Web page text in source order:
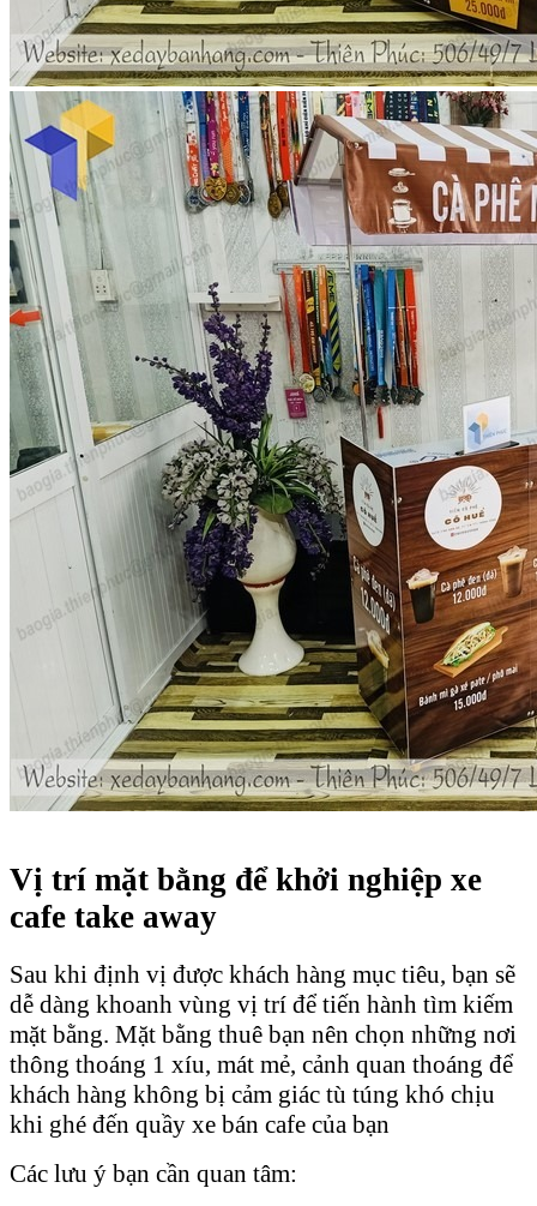
Vị trí mặt bằng để khởi nghiệp xe
cafe take away
Sau khi định vị được khách hàng mục tiêu, bạn sẽ
dễ dàng khoanh vùng vị trí để tiến hành tìm kiếm
mặt bằng. Mặt bằng thuê bạn nên chọn những nơi
thông thoáng 1 xíu, mát mẻ, cảnh quan thoáng để
khách hàng không bị cảm giác tù túng khó chịu
khi ghé đến quầy xe bán cafe của bạn
Các lưu ý bạn cần quan tâm: